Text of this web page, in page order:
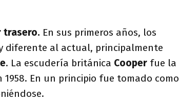
trasero. En sus primeros años, los
diferente al actual, principalmente
. La escudería británica Cooper fue la
1958. En un principio fue tomado como